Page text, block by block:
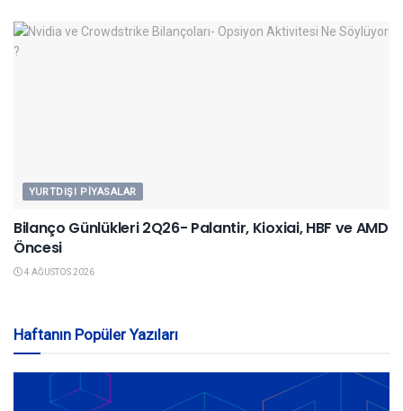
YURTDIŞI PIYASALAR
Bilanço Günlükleri 2Q26- Palantir, Kioxiai, HBF ve AMD
Öncesi
4 AĞUSTOS 2026
Haftanın Popüler Yazıları